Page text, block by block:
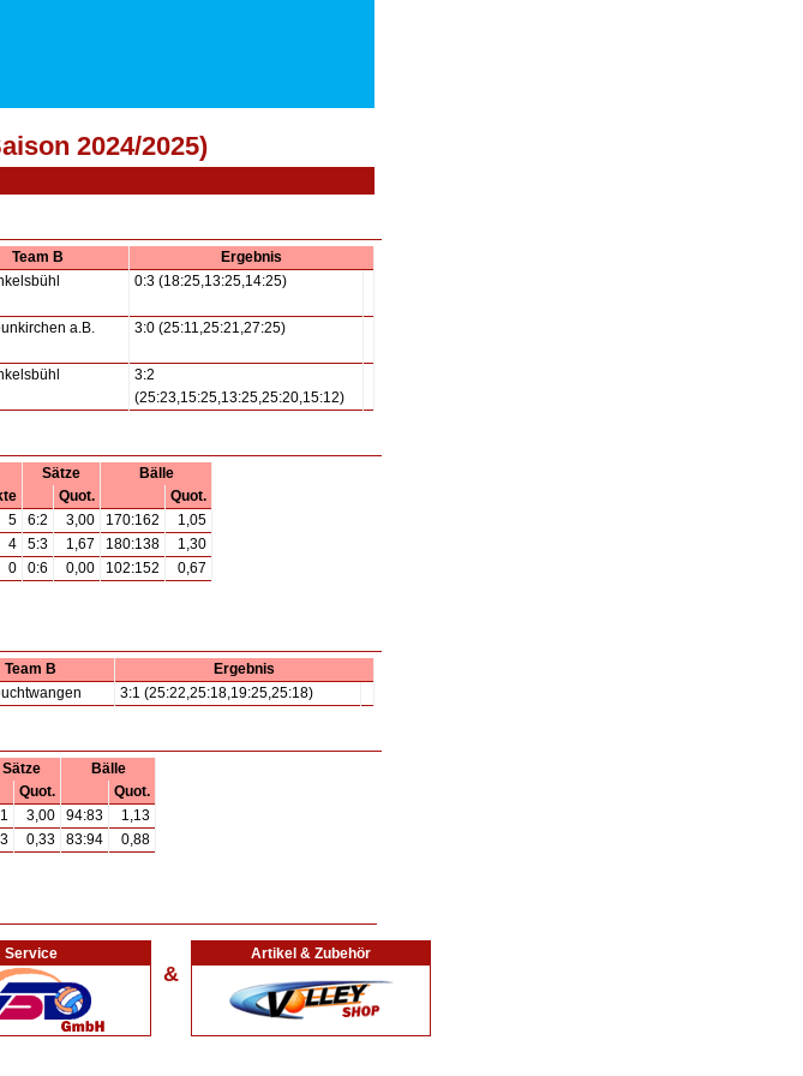
2024/2025)
Team B
Ergebnis
0:3 (18:25,13:25,14:25)
a.B.
3:0 (25:11,25:21,27:25)
3:2
(25:23,15:25,13:25,25:20,15:12)
Sätze
Bälle
Quot.
Quot.
5 6:2 3,00 170:162
1,05
4 5:3 1,67 180:138
1,30
0 0:6 0,00 102:152
0,67
Team B
Ergebnis
3:1 (25:22,25:18,19:25,25:18)
Sätze
Bälle
Quot.
Quot.
3,00 94:83
1,13
0,33 83:94
0,88
Service
&
Artikel & Zubehör